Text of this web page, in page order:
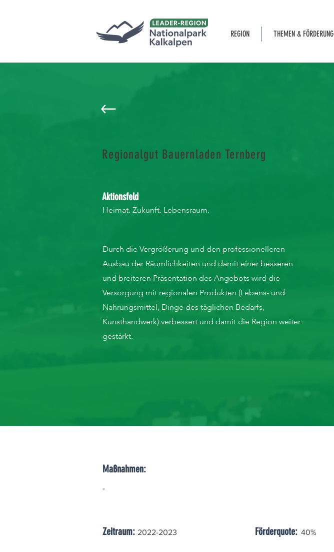
REGION THEMEN & FÖRDERUNG
Regionalgut Bauernladen Ternberg
Aktionsfeld
Heimat. Zukunft. Lebensraum.
Durch die Vergrößerung und den professionelleren
Ausbau der Räumlichkeiten und damit einer besseren
und breiteren Präsentation des Angebots wird die
Versorgung mit regionalen Produkten (Lebens- und
Nahrungsmittel, Dinge des täglichen Bedarfs,
Kunsthandwerk) verbessert und damit die Region weiter
gestärkt.
Maßnahmen:
-
Zeitraum: 2022-2023 Förderquote: 40%